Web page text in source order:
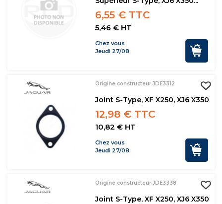
6,55 € TTC
5,46 € HT
Chez vous
Jeudi 27/08
Origine constructeur JDE3312
Joint S-Type, XF X250, XJ6 X350
12,98 € TTC
10,82 € HT
Chez vous
Jeudi 27/08
Origine constructeur JDE3338
Joint S-Type, XF X250, XJ6 X350